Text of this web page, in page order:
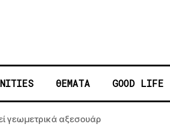
ΘΕΜΑΤΑ GOOD LIFE
γεωμετρικά αξεσουάρ